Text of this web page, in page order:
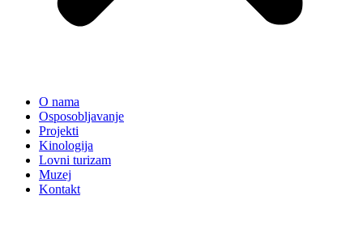
O nama
Osposobljavanje
Projekti
Kinologija
Lovni turizam
Muzej
Kontakt